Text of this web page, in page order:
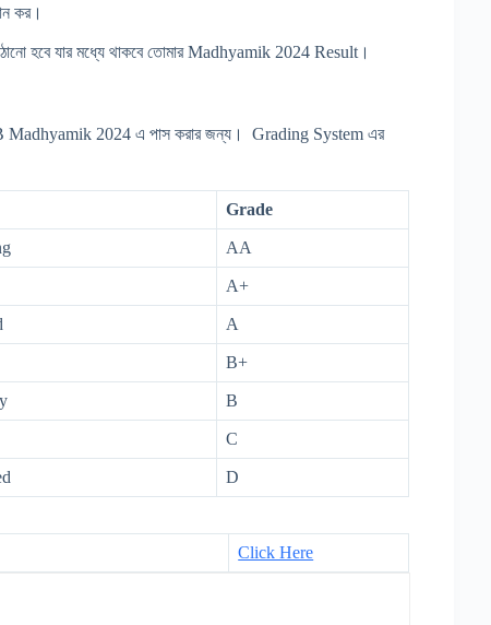
কর।
হবে যার মধ্যে থাকবে তোমার Madhyamik 2024 Result।
Madhyamik 2024 এ পাস করার জন্য। Grading System এর
Grade
AA
A+
A
B+
B
C
D
Click Here